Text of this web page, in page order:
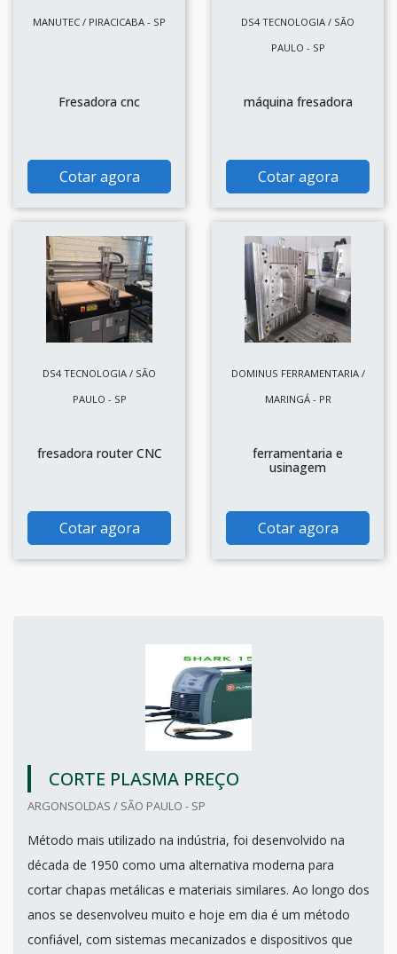
MANUTEC / PIRACICABA - SP
Fresadora cnc
Cotar agora
DS4 TECNOLOGIA / SÃO
PAULO - SP
máquina fresadora
Cotar agora
DS4 TECNOLOGIA / SÃO
PAULO - SP
fresadora router CNC
Cotar agora
DOMINUS FERRAMENTARIA /
MARINGÁ - PR
ferramentaria e
usinagem
Cotar agora
CORTE PLASMA PREÇO
ARGONSOLDAS / SÃO PAULO - SP
Método mais utilizado na indústria, foi desenvolvido na
década de 1950 como uma alternativa moderna para
cortar chapas metálicas e materiais similares. Ao longo dos
anos se desenvolveu muito e hoje em dia é um método
confiável, com sistemas mecanizados e dispositivos que